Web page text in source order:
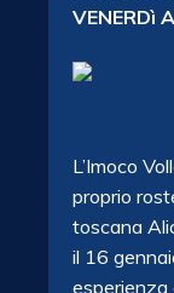
VENERDì
L’Imoco
proprio
toscana
il 16
esperienza